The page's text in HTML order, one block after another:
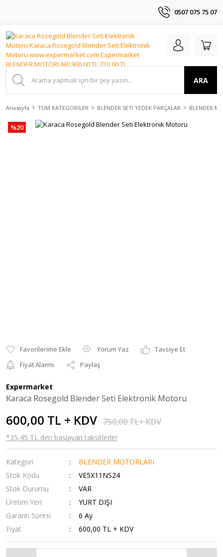
0507 075 75 07
ARA
Anasayfa TÜM KATEGORİLER BLENDER SETİ YEDEK PARÇALAR BLENDER
%20
Yorum Yaz
Tavsiye Et
Fiyat Alarmı
Paylaş
Expermarket
Karaca Rosegold Blender Seti Elektronik Motoru
600,00 TL + KDV 750,00 TL+ KDV
*35,45 TL den başlayan taksitlerle!
Kategori
BLENDER MOTORLARI
Stok Kodu
VE5X11NS24
Stok Durumu
VAR
Üretim Yeri
YURT DIŞI
Garanti Süresi
6 Ay
Fiyat
600,00 TL + KDV